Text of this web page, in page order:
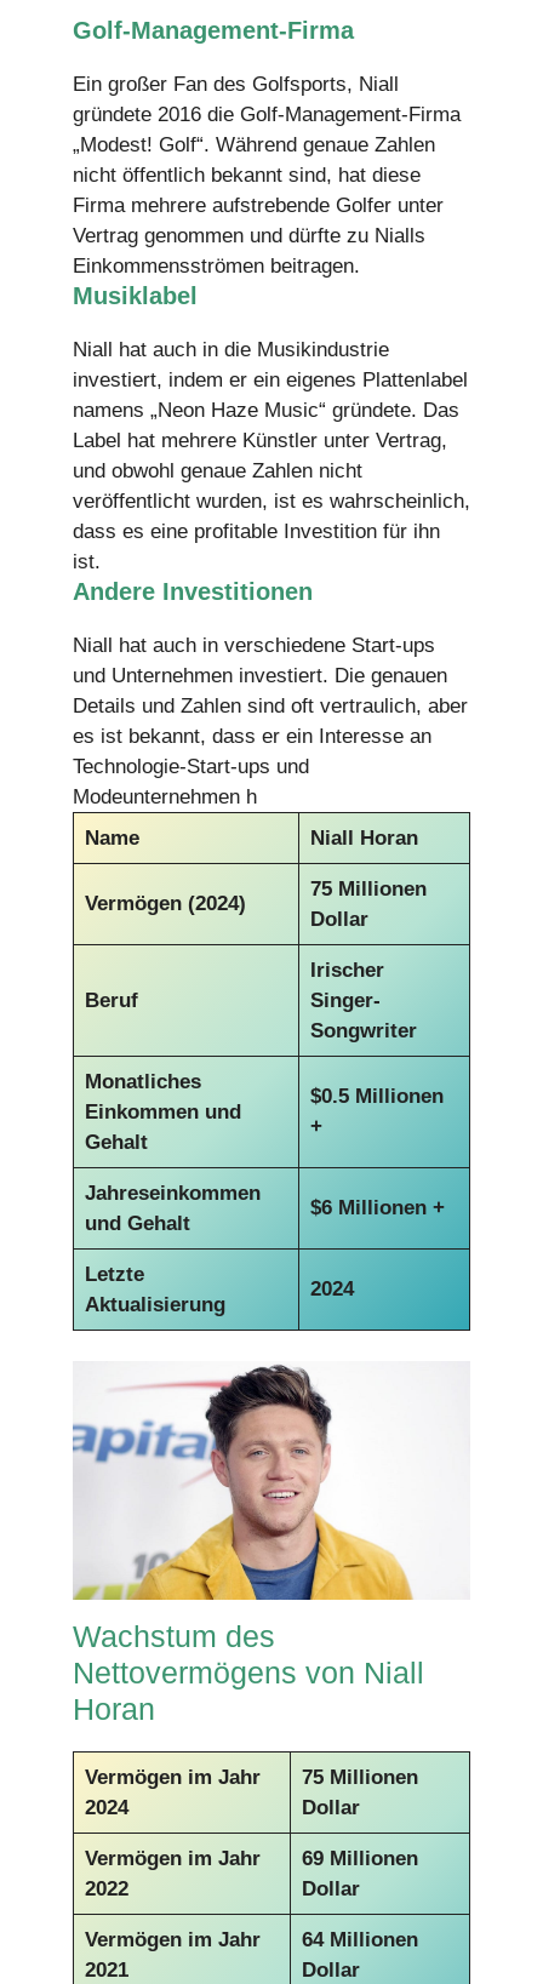
Golf-Management-Firma
Ein großer Fan des Golfsports, Niall
gründete 2016 die Golf-Management-Firma
„Modest! Golf“. Während genaue Zahlen
nicht öffentlich bekannt sind, hat diese
Firma mehrere aufstrebende Golfer unter
Vertrag genommen und dürfte zu Nialls
Einkommensströmen beitragen.
Musiklabel
Niall hat auch in die Musikindustrie
investiert, indem er ein eigenes Plattenlabel
namens „Neon Haze Music“ gründete. Das
Label hat mehrere Künstler unter Vertrag,
und obwohl genaue Zahlen nicht
veröffentlicht wurden, ist es wahrscheinlich,
dass es eine profitable Investition für ihn
ist.
Andere Investitionen
Niall hat auch in verschiedene Start-ups
und Unternehmen investiert. Die genauen
Details und Zahlen sind oft vertraulich, aber
es ist bekannt, dass er ein Interesse an
Technologie-Start-ups und
Modeunternehmen h
Name
Niall Horan
Vermögen (2024)
75 Millionen
Dollar
Beruf
Irischer
Singer-
Songwriter
Monatliches
Einkommen und
Gehalt
$0.5 Millionen
+
Jahreseinkommen
und Gehalt
$6 Millionen +
Letzte
Aktualisierung
2024
Wachstum des
Nettovermögens von Niall
Horan
Vermögen im Jahr
2024
75 Millionen
Dollar
Vermögen im Jahr
2022
69 Millionen
Dollar
Vermögen im Jahr
2021
64 Millionen
Dollar